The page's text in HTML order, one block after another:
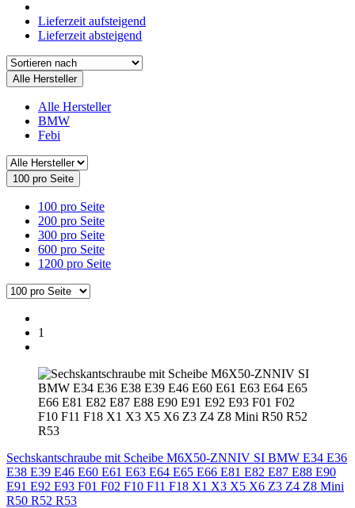
Lieferzeit aufsteigend
Lieferzeit absteigend
Alle Hersteller
Alle Hersteller
BMW
Febi
100 pro Seite
100 pro Seite
200 pro Seite
300 pro Seite
600 pro Seite
1200 pro Seite
1
Sechskantschraube mit Scheibe M6X50-ZNNIV SI BMW E34 E36
E38 E39 E46 E60 E61 E63 E64 E65 E66 E81 E82 E87 E88 E90
E91 E92 E93 F01 F02 F10 F11 F18 X1 X3 X5 X6 Z3 Z4 Z8 Mini
R50 R52 R53